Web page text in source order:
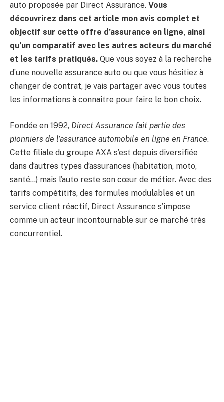
auto proposée par Direct Assurance. Vous
découvrirez dans cet article mon avis complet et
objectif sur cette offre d’assurance en ligne, ainsi
qu’un comparatif avec les autres acteurs du marché
et les tarifs pratiqués. Que vous soyez à la recherche
d’une nouvelle assurance auto ou que vous hésitiez à
changer de contrat, je vais partager avec vous toutes
les informations à connaître pour faire le bon choix.
Fondée en 1992, Direct Assurance fait partie des
pionniers de l’assurance automobile en ligne en France.
Cette filiale du groupe AXA s’est depuis diversifiée
dans d’autres types d’assurances (habitation, moto,
santé…) mais l’auto reste son cœur de métier. Avec des
tarifs compétitifs, des formules modulables et un
service client réactif, Direct Assurance s’impose
comme un acteur incontournable sur ce marché très
concurrentiel.